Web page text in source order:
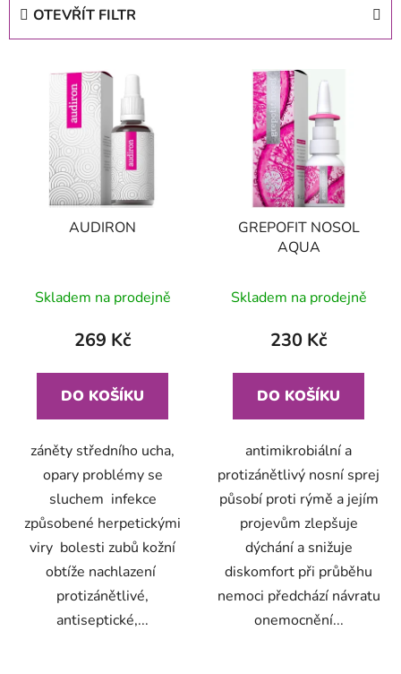
OTEVŘÍT FILTR
AUDIRON
Skladem na prodejně
269 Kč
DO KOŠÍKU
záněty středního ucha,
opary problémy se
sluchem infekce
způsobené herpetickými
viry bolesti zubů kožní
obtíže nachlazení
protizánětlivé,
antiseptické,...
GREPOFIT NOSOL
AQUA
Skladem na prodejně
230 Kč
DO KOŠÍKU
antimikrobiální a
protizánětlivý nosní sprej
působí proti rýmě a jejím
projevům zlepšuje
dýchání a snižuje
diskomfort při průběhu
nemoci předchází návratu
onemocnění...